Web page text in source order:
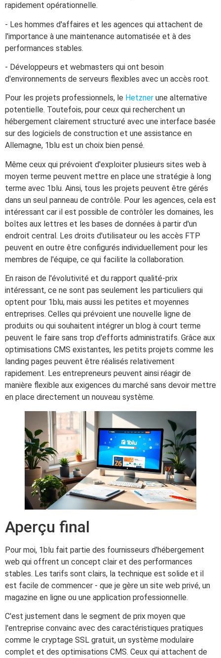
rapidement opérationnelle.
- Les hommes d'affaires et les agences qui attachent de
l'importance à une maintenance automatisée et à des
performances stables.
- Développeurs et webmasters qui ont besoin
d'environnements de serveurs flexibles avec un accès root.
Pour les projets professionnels, le Hetzner une alternative
potentielle. Toutefois, pour ceux qui recherchent un
hébergement clairement structuré avec une interface basée
sur des logiciels de construction et une assistance en
Allemagne, 1blu est un choix bien pensé.
Même ceux qui prévoient d'exploiter plusieurs sites web à
moyen terme peuvent mettre en place une stratégie à long
terme avec 1blu. Ainsi, tous les projets peuvent être gérés
dans un seul panneau de contrôle. Pour les agences, cela est
intéressant car il est possible de contrôler les domaines, les
boîtes aux lettres et les bases de données à partir d'un
endroit central. Les droits d'utilisateur ou les accès FTP
peuvent en outre être configurés individuellement pour les
membres de l'équipe, ce qui facilite la collaboration.
En raison de l'évolutivité et du rapport qualité-prix
intéressant, ce ne sont pas seulement les particuliers qui
optent pour 1blu, mais aussi les petites et moyennes
entreprises. Celles qui prévoient une nouvelle ligne de
produits ou qui souhaitent intégrer un blog à court terme
peuvent le faire sans trop d'efforts administratifs. Grâce aux
optimisations CMS existantes, les petits projets comme les
landing pages peuvent être réalisés relativement
rapidement. Les entrepreneurs peuvent ainsi réagir de
manière flexible aux exigences du marché sans devoir mettre
en place directement un nouveau système.
Aperçu final
Pour moi, 1blu fait partie des fournisseurs d'hébergement
web qui offrent un concept clair et des performances
stables. Les tarifs sont clairs, la technique est solide et il
est facile de commencer - que je gère un site web privé, un
magazine en ligne ou une application professionnelle.
C'est justement dans le segment de prix moyen que
l'entreprise convainc avec des caractéristiques pratiques
comme le cryptage SSL gratuit, un système modulaire
complet et des optimisations CMS. Ceux qui attachent de